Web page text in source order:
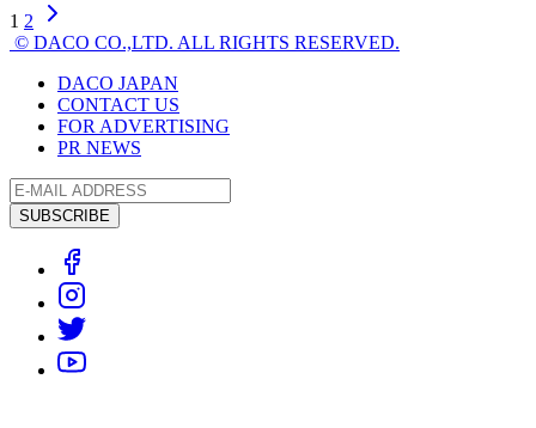
1 2
© DACO CO.,LTD. ALL RIGHTS RESERVED.
DACO JAPAN
CONTACT US
FOR ADVERTISING
PR NEWS